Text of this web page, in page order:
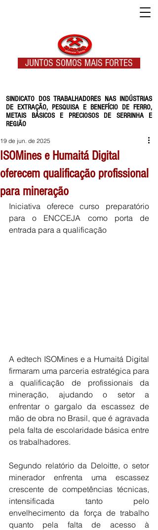
SINDICATO DOS TRABALHADORES NAS INDÚSTRIAS
DE EXTRAÇÃO, PESQUISA E BENEFÍCIO DE FERRO,
METAIS BÁSICOS E PRECIOSOS DE SERRINHA E
REGIÃO
JUNTOS SOMOS MAIS FORTES
ISOMines e Humaitá Digital
oferecem qualificação profissional
para mineração
19 de jun. de 2025
Iniciativa oferece curso preparatório
para o ENCCEJA como porta de
entrada para a qualificação
A edtech ISOMines e a Humaitá Digital
firmaram uma parceria estratégica para
a qualificação de profissionais da
mineração, ajudando o setor a
enfrentar o gargalo da escassez de
mão de obra no Brasil, que é agravada
pela falta de escolaridade básica entre
os trabalhadores.
Segundo relatório da Deloitte, o setor
minerador enfrenta uma escassez
crescente de competências técnicas,
intensificada tanto pelo
envelhecimento da força de trabalho
quanto pela falta de acesso à